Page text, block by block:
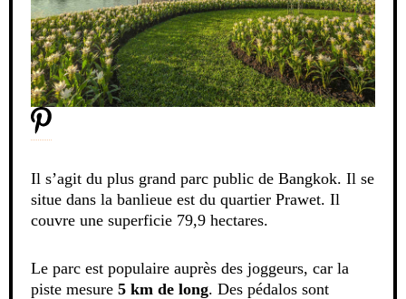
Il s’agit du plus grand parc public de Bangkok. Il se
situe dans la banlieue est du quartier Prawet. Il
couvre une superficie 79,9 hectares.
Le parc est populaire auprès des joggeurs, car la
piste mesure 5 km de long. Des pédalos sont